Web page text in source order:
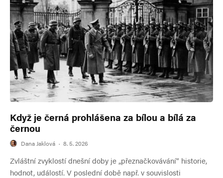
Když je černá prohlášena za bílou a bílá za
černou
Dana Jaklová · 8. 5. 2026
Zvláštní zvyklostí dnešní doby je „přeznačkovávání“ historie,
hodnot, událostí. V poslední době např. v souvislosti